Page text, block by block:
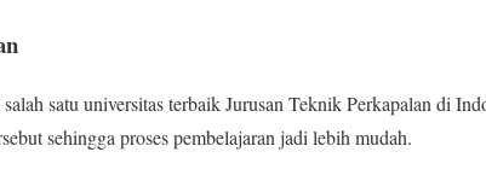
satu universitas terbaik Jurusan Teknik Perkapalan di
sehingga proses pembelajaran jadi lebih mudah.